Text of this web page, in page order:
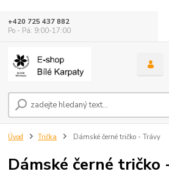
+420 725 437 882
Po - Pá: 9:00-17:00
Úvod Trička Dámské černé tričko - Trávy
Dámské černé tričko